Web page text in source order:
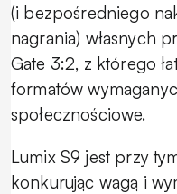
(i bezpośredniego
nagrania) własnych
Gate 3:2, z którego
formatów
społecznościowe.
Lumix S9 jest przy
konkurując wagą i